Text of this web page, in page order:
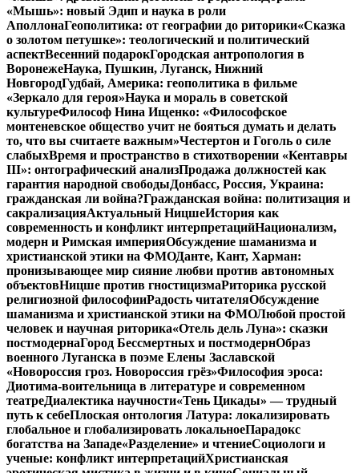
«Мышь»: новый Эдип и наука в роли
АполлонаГеополитика: от географии до риторики«Сказка
о золотом петушке»: теологический и политический
аспектВесенний подарокГородская антропология в
ВоронежеНаука, Пушкин, Луганск, Нижний
НовгородГудбай, Америка: геополитика в фильме
«Зеркало для героя»Наука и мораль в советской
культуреФилософ Нина Ищенко: «Философское
монтеневское общество учит не бояться думать и делать
то, что вы считаете важным»Честертон и Гоголь о силе
слабыхВремя и пространство в стихотворении «Кентавры
III»: онтографический анализПродажа должностей как
гарантия народной свободыДонбасс, Россия, Украина:
гражданская ли война?Гражданская война: политизация и
сакрализацияАктуальный НицшеИстория как
современность и конфликт интерпретацийНационализм,
модерн и Римская империяОбсуждение шаманизма и
христианской этики на ФМОДанте, Кант, Харман:
пронизывающее мир сияние любви против автономных
объектовНицше против гностицизмаРиторика русской
религиозной философииРадость читателяОбсуждение
шаманизма и христианской этики на ФМОЛюбой простой
человек и научная риторика«Отель дель Луна»: сказки
постмодернаГород Бессмертных и постмодернОбраз
военного Луганска в поэме Елены Заславской
«Новороссия гроз. Новороссия грёз»Философия эроса:
Диотима-воительница в литературе и современном
театреДиалектика научности«Тень Цикады» — трудный
путь к себеПлоская онтология Латура: локализировать
глобальное и глобализировать локальноеПарадокс
богатства на Западе«Разделение» и чтениеСоциологи и
ученые: конфликт интерпретацийХристианская